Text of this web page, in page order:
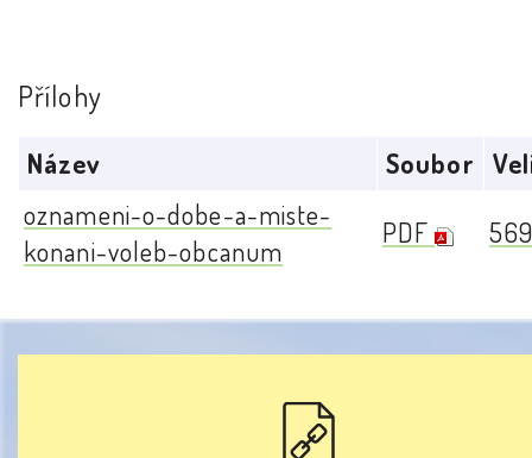
Přílohy
Název Soubor
oznameni-o-dobe-a-miste-
konani-voleb-obcanum
PDF